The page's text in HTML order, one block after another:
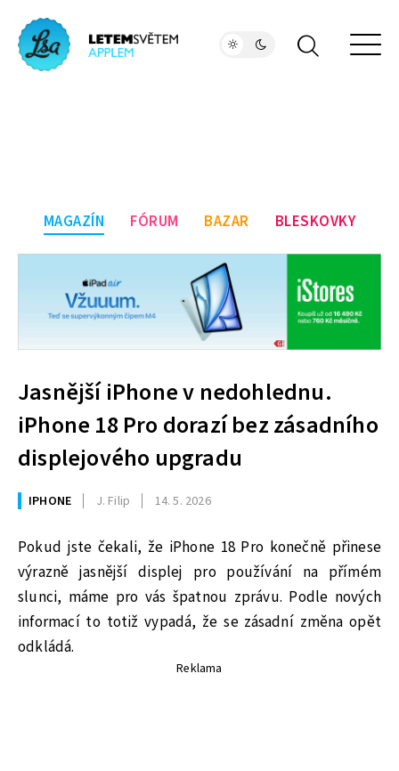
MAGAZÍN FÓRUM BAZAR BLESKOVKY
Jasnější iPhone v nedohlednu.
iPhone 18 Pro dorazí bez zásadního
displejového upgradu
IPHONE J. Filip 14. 5. 2026
Pokud jste čekali, že iPhone 18 Pro konečně přinese
výrazně jasnější displej pro používání na přímém
slunci, máme pro vás špatnou zprávu. Podle nových
informací to totiž vypadá, že se zásadní změna opět
odkládá.
Reklama